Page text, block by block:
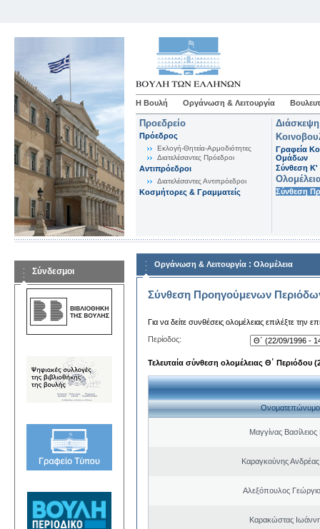
Η Βουλή Οργάνωση & Λειτουργία
Προεδρείο
Πρόεδρος
Εκλογή-Θητεία-Αρμοδιότητες
Διατελέσαντες Πρόεδροι
Αντιπρόεδροι
Διατελέσαντες Αντιπρόεδροι
Κοσμήτορες & Γραμματείς
Γραφεία
Ομάδων
Σύνθεση K'
Σύνθεση
Σύνδεσμοι
Οργάνωση & Λειτουργία : Ολομέλεια
Σύνθεση Προηγούμενων
Για να δείτε συνθέσεις ολομέλειας επιλέξτε την
Περίοδος:
Τελευταία σύνθεση ολομέλειας Θ΄ Περιόδου
Ονοματεπώνυμο
Μαγγίνας
Καραγκούνης Ανδρέας
Αλεξόπουλος
Καρακώστας